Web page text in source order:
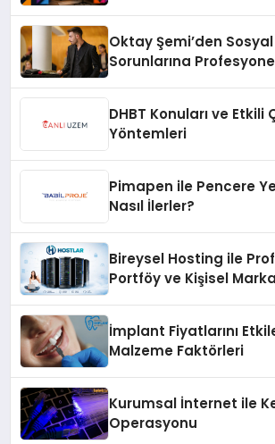
Oktay Şemi’den
Sorunlarına
DHBT Konuları ve Etkili
Yöntemleri
Pimapen ile Pencere
Nasıl İlerler?
Bireysel Hosting ile
Portföy ve Kişisel
İmplant Fiyatlarını
Malzeme Faktörleri
Kurumsal İnternet ile
Operasyonu